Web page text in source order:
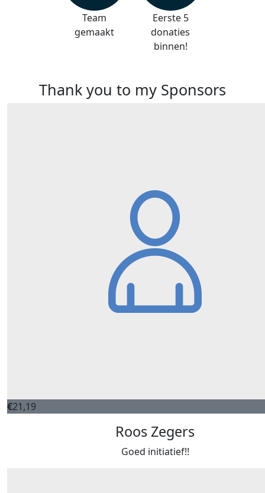
Team
gemaakt
Eerste 5
donaties
binnen!
Thank you to my Sponsors
€21,19
Roos Zegers
Goed initiatief!!